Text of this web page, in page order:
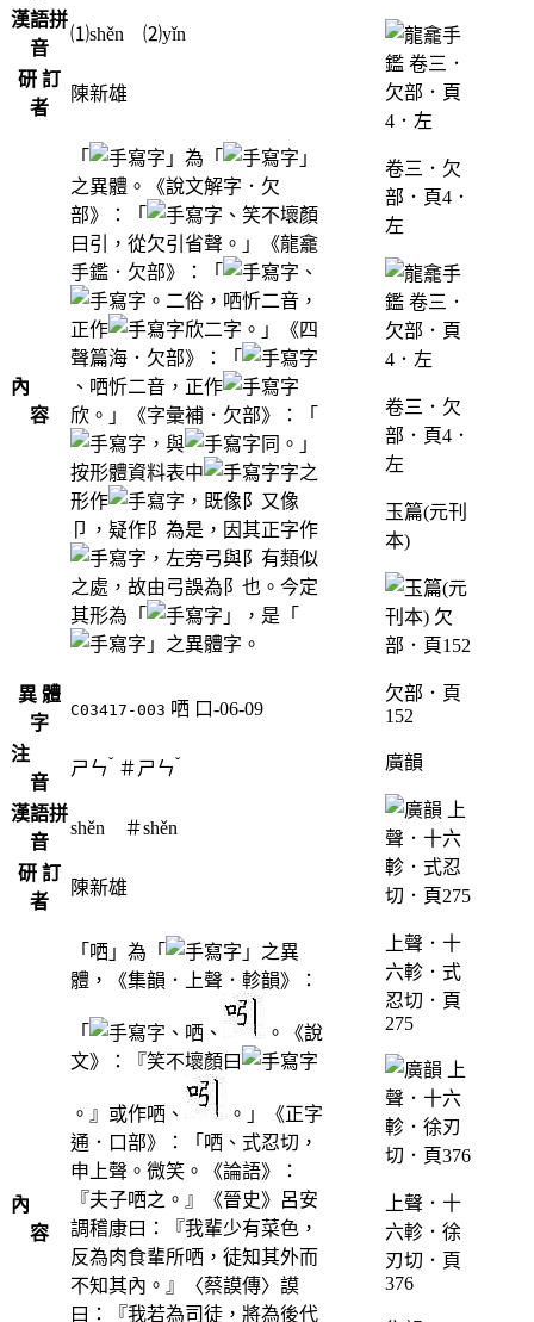
漢語拼
音
⑴shěn ⑵yǐn
研 訂
者
陳新雄
內
容
「 」為「
」
之異體。《說文解字．欠
部》：「
、笑不壞顏
曰引，從欠引省聲。」《龍龕
手鑑．欠部》：「
、
。二俗，哂忻二音，
正作
欣二字。」《四
聲篇海．欠部》：「
、哂忻二音，正作
欣。」《字彙補．欠部》：「
，與
同。」
按形體資料表中
字之
形作
，既像阝又像
卩，疑作阝為是，因其正字作
，左旁弓與阝有類似
之處，故由弓誤為阝也。今定
其形為「
」，是「
」之異體字。
異 體
字
C03417-003 哂 口-06-09
注
音
ㄕㄣˇ ＃ ㄕㄣˇ
漢語拼
音
shěn ＃shěn
研 訂
者
陳新雄
內
容
「哂」為「
」之異
體，《集韻．上聲．軫韻》：
「 、哂、
。《說
文》：『笑不壞顏曰
。』或作哂、
。」《正字
通．口部》：「哂、式忍切，
申上聲。微笑。《論語》：
『夫子哂之。』《晉史》呂安
調稽康曰：『我輩少有菜色，
反為肉食輩所哂，徒知其外而
不知其內。』〈蔡謨傳〉謨
曰：『我若為司徒，將為後代
卷三．欠
部．頁4．
左
卷三．欠
部．頁4．
左
玉篇(元刊
本)
欠部．頁
152
廣韻
上聲．十
六軫．式
忍切．頁
275
上聲．十
六軫．徐
刃切．頁
376